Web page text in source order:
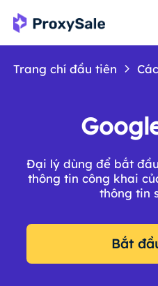
Trang chí đầu tiên
Đại lý dùng để bắt
thông tin công khai
thông tin
Bắt